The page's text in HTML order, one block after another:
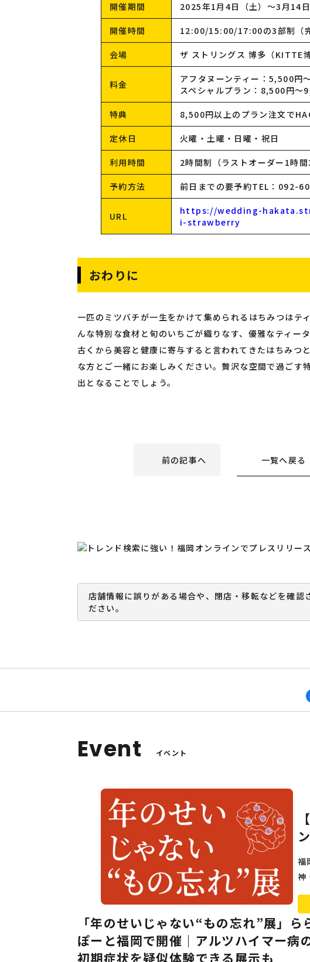
開催期間 2025年1月4日（土）～3月14日
開催時間 12:00/15:00/17:00の3部制（完
会場 ザ ストリングス 博多（KITTE
料金
アフタヌーンティー：5,500円～
スペシャルプラン：8,500円～
特典 8,500円以上のプラン注文で
定休日 火曜・土曜・日曜・祝日
利用時間 2時間制（ラストオーダー1時間
予約方法 前日までの要予約TEL：092-
URL
https://wedding-
i-strawberry
おわりに
一匹のミツバチが一生をかけて集められるはちみつはテ
んな特別な食材と旬のいちごが織りなす、優雅なティー
古くから美容と健康に寄与すると言われてきたはちみつ
な方とご一緒にお楽しみください。贅沢な空間で過ごす
出となることでしょう。
前の記事へ 一覧へ戻る
店舗情報に誤りがある場合や、閉店・移転などを確認
ださい。
Event イベント
「年のせいじゃない“もの忘れ”展」ら
ぽーと福岡で開催｜アルツハイマー病
初期症状を疑似体験できる展示も
福
神